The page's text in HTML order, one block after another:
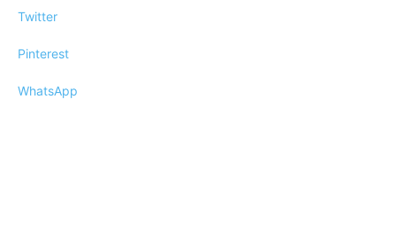
Twitter
Pinterest
WhatsApp